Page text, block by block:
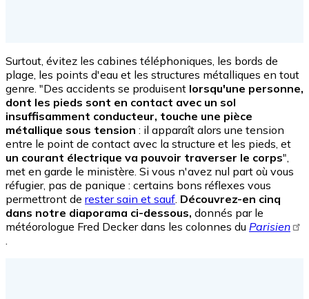
Surtout, évitez les cabines téléphoniques, les bords de
plage, les points d'eau et les structures métalliques en tout
genre. "Des accidents se produisent lorsqu'une personne,
dont les pieds sont en contact avec un sol
insuffisamment conducteur, touche une pièce
métallique sous tension : il apparaît alors une tension
entre le point de contact avec la structure et les pieds, et
un courant électrique va pouvoir traverser le corps",
met en garde le ministère. Si vous n'avez nul part où vous
réfugier, pas de panique : certains bons réflexes vous
permettront de rester sain et sauf Découvrez-en cinq
dans notre diaporama ci-dessous, donnés par le
météorologue Fred Decker dans les colonnes du Parisien